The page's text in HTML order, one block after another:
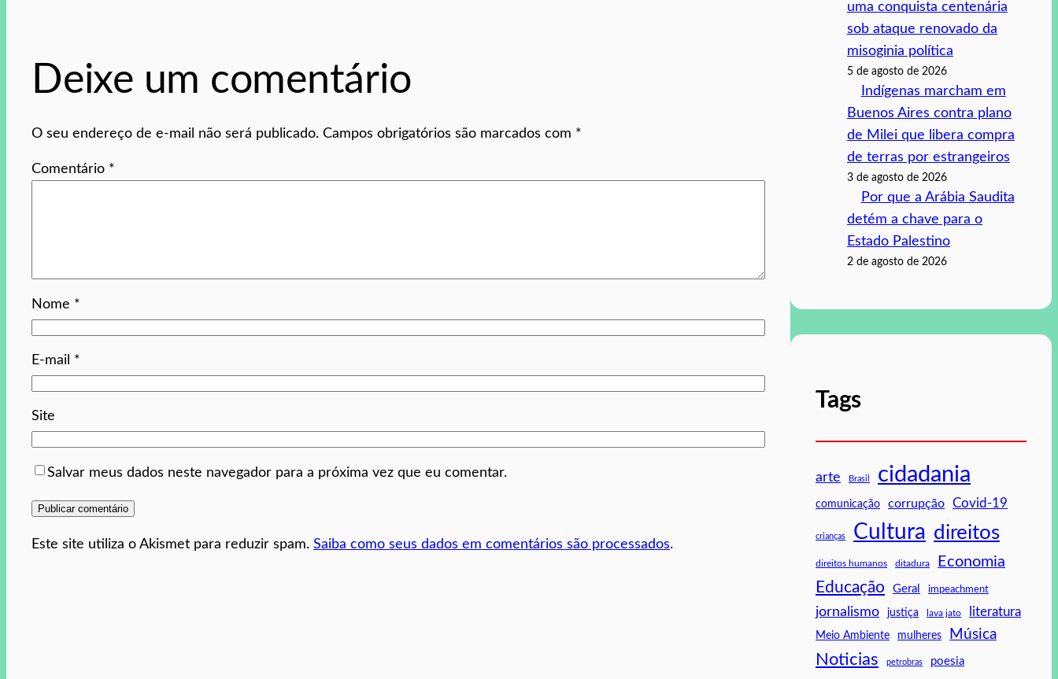
Deixe um comentário
O seu endereço de e-mail não será publicado. Campos obrigatórios são marcados com *
Comentário *
Nome *
E-mail *
Site
Salvar meus dados neste navegador para a próxima vez que eu comentar.
Este site utiliza o Akismet para reduzir spam. Saiba como seus dados em comentários são processados.
uma conquista centenária
sob ataque renovado da
misoginia política
5 de agosto de 2026
Indígenas marcham em
Buenos Aires contra plano
de Milei que libera compra
de terras por estrangeiros
3 de agosto de 2026
Por que a Arábia Saudita
detém a chave para o
Estado Palestino
2 de agosto de 2026
Tags
arte Brasil cidadania
comunicação corrupção Covid-19
crianças Cultura direitos
direitos humanos ditadura Economia
Educação Geral impeachment
jornalismo justiça lava jato literatura
Meio Ambiente mulheres Música
Noticias petrobras poesia